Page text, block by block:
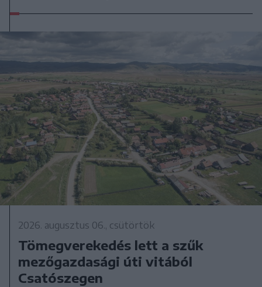
2026. augusztus 06., csütörtök
Tömegverekedés lett a szűk
mezőgazdasági úti vitából
Csatószegen